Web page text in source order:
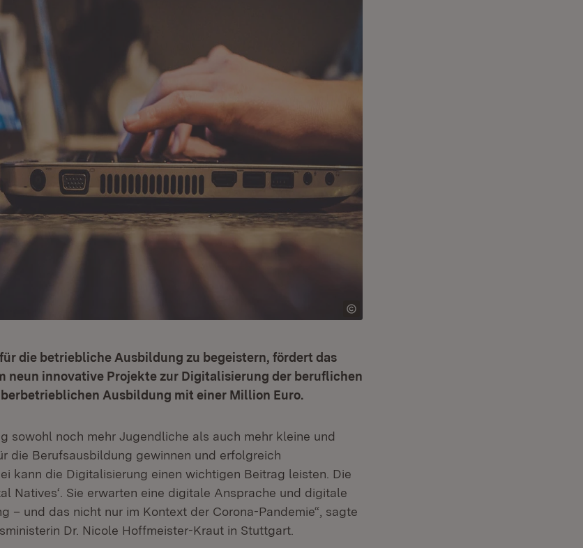
die betriebliche Ausbildung zu begeistern, fördert das
neun innovative Projekte zur Digitalisierung der beruflichen
Ausbildung mit einer Million Euro.
sowohl noch mehr Jugendliche als auch mehr kleine und
die Berufsausbildung gewinnen und erfolgreich
kann die Digitalisierung einen wichtigen Beitrag leisten. Die
Natives‘. Sie erwarten eine digitale Ansprache und digitale
– und das nicht nur im Kontext der Corona-Pandemie“, sagte
Dr. Nicole Hoffmeister-Kraut in Stuttgart.